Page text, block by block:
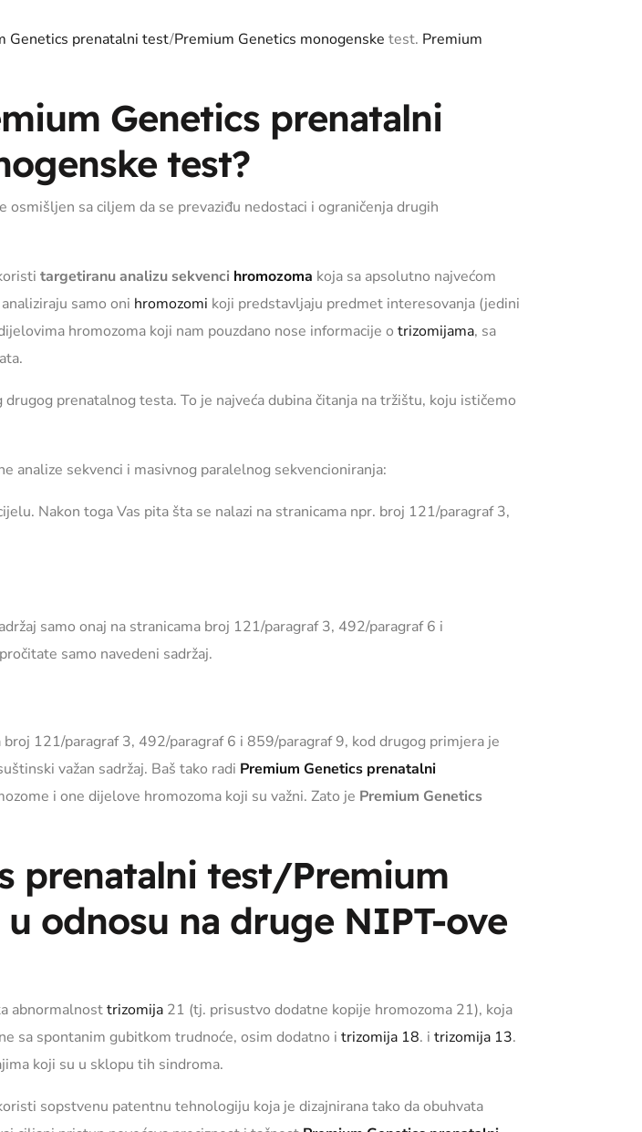
Genetics prenatalni test/Premium Genetics monogenske test. Premium
Genetics prenatalni
test?
sa ciljem da se prevaziđu nedostaci i ograničenja drugih
targetiranu analizu sekvenci hromozoma koja sa apsolutno najvećom
samo oni hromozomi koji predstavljaju predmet interesovanja (jedini
hromozoma koji nam pouzdano nose informacije o trizomijama, sa
drugog prenatalnog testa. To je najveća dubina čitanja na tržištu, koju ističemo
analize sekvenci i masivnog paralelnog sekvencioniranja:
Nakon toga Vas pita šta se nalazi na stranicama npr. broj 121/paragraf 3,
samo onaj na stranicama broj 121/paragraf 3, 492/paragraf 6 i
samo navedeni sadržaj.
121/paragraf 3, 492/paragraf 6 i 859/paragraf 9, kod drugog primjera je
važan sadržaj. Baš tako radi Premium Genetics prenatalni
i one dijelove hromozoma koji su važni. Zato je Premium Genetics
prenatalni test/Premium
odnosu na druge NIPT-ove
abnormalnosttrizomija 21 (tj. prisustvo dodatne kopije hromozoma 21), koja
sa spontanim gubitkom trudnoće, osim dodatno i trizomija 18. i trizomija 13.
koji su u sklopu tih sindroma.
sopstvenu patentnu tehnologiju koja je dizajnirana tako da obuhvata